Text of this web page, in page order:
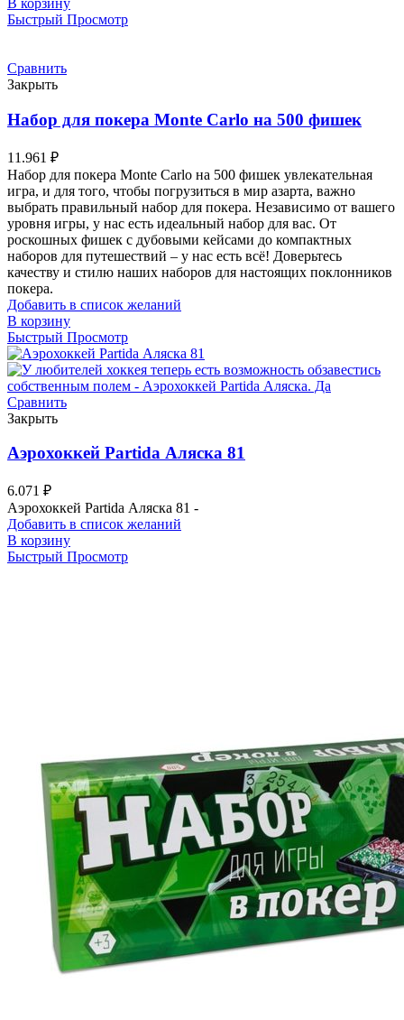
В корзину
Быстрый Просмотр
Сравнить
Закрыть
Набор для покера Monte Carlo на 500 фишек
11.961 ₽
Набор для покера Monte Carlo на 500 фишек увлекательная
игра, и для того, чтобы погрузиться в мир азарта, важно
выбрать правильный набор для покера. Независимо от вашего
уровня игры, у нас есть идеальный набор для вас. От
роскошных фишек с дубовыми кейсами до компактных
наборов для путешествий – у нас есть всё! Доверьтесь
качеству и стилю наших наборов для настоящих поклонников
покера.
Добавить в список желаний
В корзину
Быстрый Просмотр
Сравнить
Закрыть
Аэрохоккей Partida Аляска 81
6.071 ₽
Аэрохоккей Partida Аляска 81 -
Добавить в список желаний
В корзину
Быстрый Просмотр